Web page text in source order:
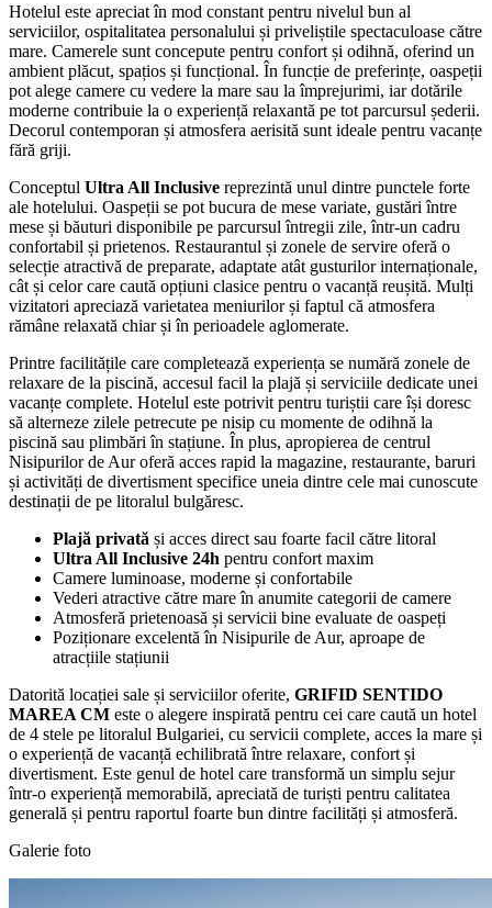
Hotelul este apreciat în mod constant pentru nivelul bun al
serviciilor, ospitalitatea personalului și priveliștile spectaculoase către
mare. Camerele sunt concepute pentru confort și odihnă, oferind un
ambient plăcut, spațios și funcțional. În funcție de preferințe, oaspeții
pot alege camere cu vedere la mare sau la împrejurimi, iar dotările
moderne contribuie la o experiență relaxantă pe tot parcursul șederii.
Decorul contemporan și atmosfera aerisită sunt ideale pentru vacanțe
fără griji.
Conceptul Ultra All Inclusive reprezintă unul dintre punctele forte
ale hotelului. Oaspeții se pot bucura de mese variate, gustări între
mese și băuturi disponibile pe parcursul întregii zile, într-un cadru
confortabil și prietenos. Restaurantul și zonele de servire oferă o
selecție atractivă de preparate, adaptate atât gusturilor internaționale,
cât și celor care caută opțiuni clasice pentru o vacanță reușită. Mulți
vizitatori apreciază varietatea meniurilor și faptul că atmosfera
rămâne relaxată chiar și în perioadele aglomerate.
Printre facilitățile care completează experiența se numără zonele de
relaxare de la piscină, accesul facil la plajă și serviciile dedicate unei
vacanțe complete. Hotelul este potrivit pentru turiștii care își doresc
să alterneze zilele petrecute pe nisip cu momente de odihnă la
piscină sau plimbări în stațiune. În plus, apropierea de centrul
Nisipurilor de Aur oferă acces rapid la magazine, restaurante, baruri
și activități de divertisment specifice uneia dintre cele mai cunoscute
destinații de pe litoralul bulgăresc.
Plajă privată și acces direct sau foarte facil către litoral
Ultra All Inclusive 24h pentru confort maxim
Camere luminoase, moderne și confortabile
Vederi atractive către mare în anumite categorii de camere
Atmosferă prietenoasă și servicii bine evaluate de oaspeți
Poziționare excelentă în Nisipurile de Aur, aproape de
atracțiile stațiunii
Datorită locației sale și serviciilor oferite, GRIFID SENTIDO
MAREA CM este o alegere inspirată pentru cei care caută un hotel
de 4 stele pe litoralul Bulgariei, cu servicii complete, acces la mare și
o experiență de vacanță echilibrată între relaxare, confort și
divertisment. Este genul de hotel care transformă un simplu sejur
într-o experiență memorabilă, apreciată de turiști pentru calitatea
generală și pentru raportul foarte bun dintre facilități și atmosferă.
Galerie foto